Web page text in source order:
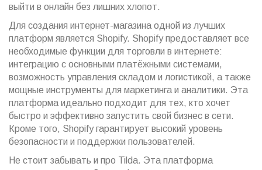
выйти в онлайн без лишних хлопот.
Для создания интернет-магазина одной из лучших
платформ является Shopify. Shopify предоставляет все
необходимые функции для торговли в интернете:
интеграцию с основными платёжными системами,
возможность управления складом и логистикой, а также
мощные инструменты для маркетинга и аналитики. Эта
платформа идеально подходит для тех, кто хочет
быстро и эффективно запустить свой бизнес в сети.
Кроме того, Shopify гарантирует высокий уровень
безопасности и поддержки пользователей.
Не стоит забывать и про Tilda. Эта платформа